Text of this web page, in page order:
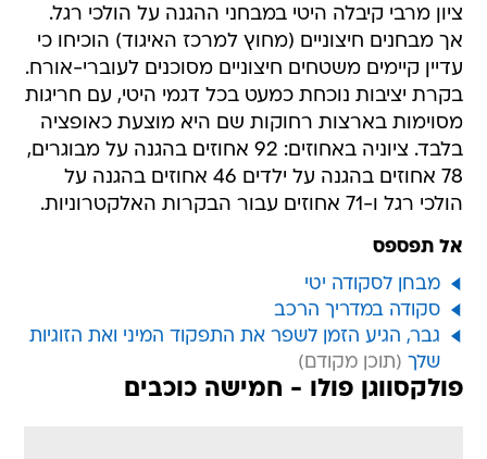
ציון מרבי קיבלה היטי במבחני ההגנה על הולכי רגל.
אך מבחנים חיצוניים (מחוץ למרכז האיגוד) הוכיחו כי
עדיין קיימים משטחים חיצוניים מסוכנים לעוברי-אורח.
בקרת יציבות נוכחת כמעט בכל דגמי היטי, עם חריגות
מסוימות בארצות רחוקות שם היא מוצעת כאופציה
בלבד. ציוניה באחוזים: 92 אחוזים בהגנה על מבוגרים,
78 אחוזים בהגנה על ילדים 46 אחוזים בהגנה על
הולכי רגל ו-71 אחוזים עבור הבקרות האלקטרוניות.
אל תפספס
מבחן לסקודה יטי
סקודה במדריך הרכב
גבר, הגיע הזמן לשפר את התפקוד המיני ואת הזוגיות
שלך
פולקסווגן פולו - חמישה כוכבים